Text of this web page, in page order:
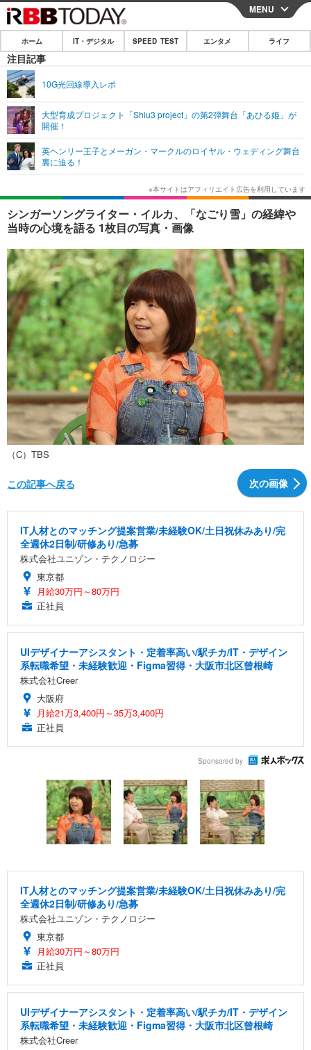
CLOSE
ホーム
IT・デジタル
ショッピング その他
SPEED TEST
エンタメ
エンタメTOP
韓国・芸能
音楽 スポーツ
ショッピング その他
ライフ
ライフTOP グルメ
ペット ショッピング
その他
リリース一覧
プッシュ通知の停止方法
MENU
ホーム IT・デジタル SPEED TEST エンタメ ライフ
注目記事
10G光回線導入レポ
大型育成プロジェクト「Shiu3 project」の第2弾舞台「あひる姫」が
開催！
英ヘンリー王子とメーガン・マークルのロイヤル・ウェディング舞台
裏に迫る！
シンガーソングライター・イルカ、「なごり雪」の経緯や
当時の心境を語る 1枚目の写真・画像
（C）TBS
次の画像
この記事へ戻る
IT人材とのマッチング提案営業/未経験OK/土日祝休みあり/完
全週休2日制/研修あり/急募
株式会社ユニゾン・テクノロジー
東京都
月給30万円～80万円
正社員
UIデザイナーアシスタント・定着率高い/駅チカ/IT・デザイン
系転職希望・未経験歓迎・Figma習得・大阪市北区曾根崎
株式会社Creer
大阪府
月給21万3,400円～35万3,400円
正社員
Sponsored by
IT人材とのマッチング提案営業/未経験OK/土日祝休みあり/完
全週休2日制/研修あり/急募
株式会社ユニゾン・テクノロジー
東京都
月給30万円～80万円
正社員
UIデザイナーアシスタント・定着率高い/駅チカ/IT・デザイン
系転職希望・未経験歓迎・Figma習得・大阪市北区曾根崎
株式会社Creer